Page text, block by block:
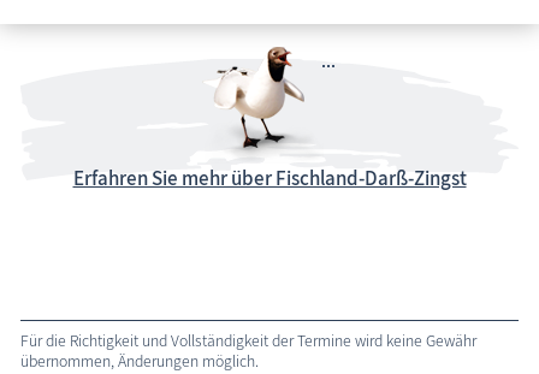
Erfahren Sie mehr über Fischland-Darß-Zingst
Für die Richtigkeit und Vollständigkeit der Termine wird keine Gewähr
übernommen, Änderungen möglich.